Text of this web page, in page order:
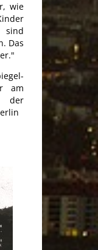
wie
sind
Das
am
der